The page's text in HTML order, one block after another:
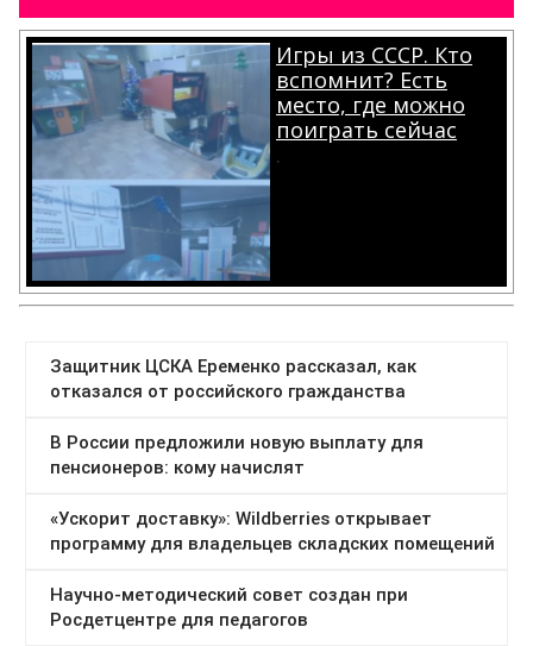
Игры из СССР. Кто
вспомнит? Есть
место, где можно
поиграть сейчас
.